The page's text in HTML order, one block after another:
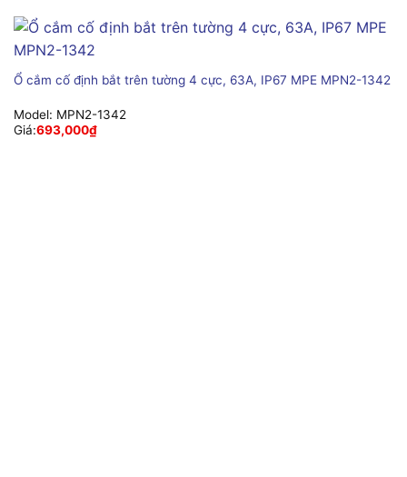
Ổ cắm cố định bắt trên tường 4 cực, 63A, IP67 MPE MPN2-1342
Model: MPN2-1342
Giá:693,000₫